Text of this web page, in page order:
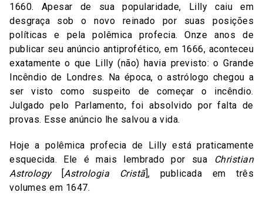
1660. Apesar de sua popularidade, Lilly caiu em
desgraça sob o novo reinado por suas posições
políticas e pela polêmica profecia. Onze anos de
publicar seu anúncio antiprofético, em 1666, aconteceu
exatamente o que Lilly (não) havia previsto: o Grande
Incêndio de Londres. Na época, o astrólogo chegou a
ser visto como suspeito de começar o incêndio.
Julgado pelo Parlamento, foi absolvido por falta de
provas. Esse anúncio lhe salvou a vida.
Hoje a polêmica profecia de Lilly está praticamente
esquecida. Ele é mais lembrado por sua
Christian
Astrology[Astrologia Cristã], publicada em três
volumes em 1647.